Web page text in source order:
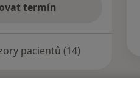
termín
pacientů (14)